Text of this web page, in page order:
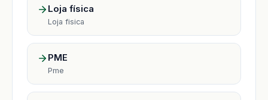
Loja física
Loja fisica
PME
Pme